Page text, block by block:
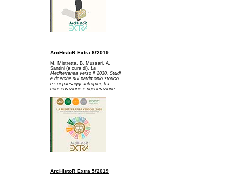
ArcHistoR Extra 6/2019
M. Mistretta, B. Mussari, A.
Santini (a cura di), La
Mediterranea verso il 2030. Studi
e ricerche sul patrimonio storico
e sui paesaggi antropici, tra
conservazione e rigenerazione
ArcHistoR Extra 5/2019